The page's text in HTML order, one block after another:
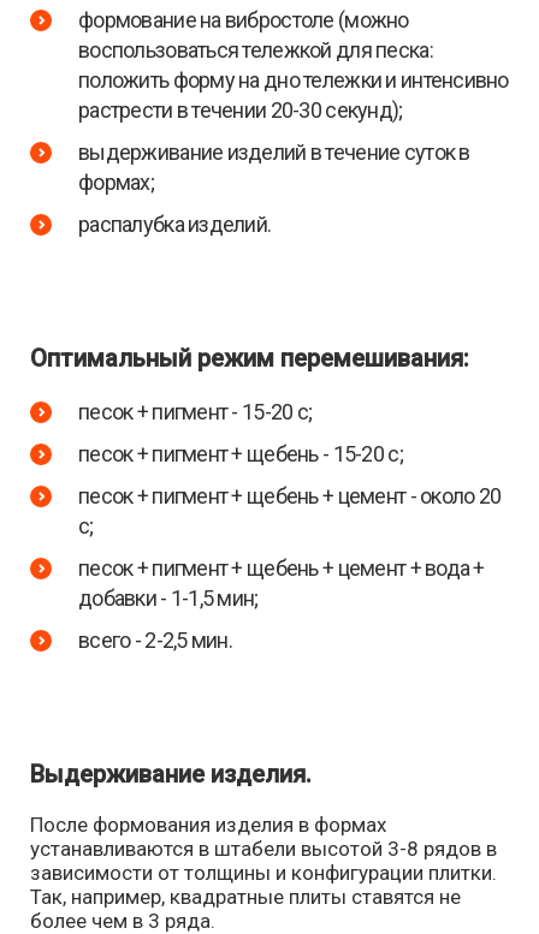
формование на вибростоле (можно
воспользоваться тележкой для песка:
положить форму на дно тележки и интенсивно
растрести в течении 20-30 секунд);
выдерживание изделий в течение суток в
формах;
распалубка изделий.
Оптимальный режим перемешивания:
песок + пигмент - 15-20 с;
песок + пигмент + щебень - 15-20 с;
песок + пигмент + щебень + цемент - около 20
с;
песок + пигмент + щебень + цемент + вода +
добавки - 1-1,5 мин;
всего - 2-2,5 мин.
Выдерживание изделия.
После формования изделия в формах
устанавливаются в штабели высотой 3-8 рядов в
зависимости от толщины и конфигурации плитки.
Так, например, квадратные плиты ставятся не
более чем в 3 ряда.